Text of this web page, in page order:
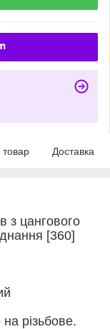
товар Доставка
з цангового
[360]
різьбове.